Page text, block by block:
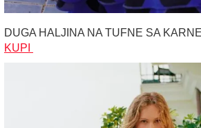
DUGA HALJINA NA TUFNE SA
KUPI